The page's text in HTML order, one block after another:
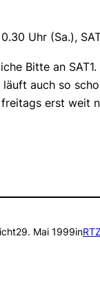
Uhr (Sa.),
Bitte an SAT1.
läuft auch so
freitags erst weit
29. Mai 1999in